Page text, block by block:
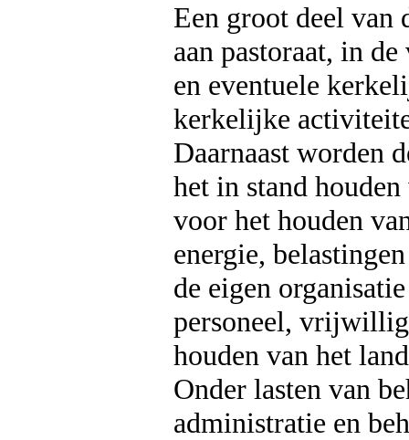
Een groot deel van
aan pastoraat, in
en eventuele
kerkelijke
Daarnaast worden
het in stand
voor het houden
energie,
de eigen
personeel,
houden van het
Onder lasten van
administratie en